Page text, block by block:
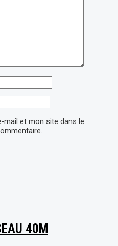
mail et mon site dans le
40M